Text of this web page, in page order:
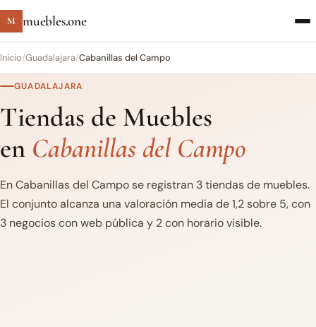
M muebles.one
Inicio/Guadalajara/Cabanillas del Campo
GUADALAJARA
Tiendas de Muebles
en Cabanillas del Campo
En Cabanillas del Campo se registran 3 tiendas de muebles.
El conjunto alcanza una valoración media de 1,2 sobre 5, con
3 negocios con web pública y 2 con horario visible.